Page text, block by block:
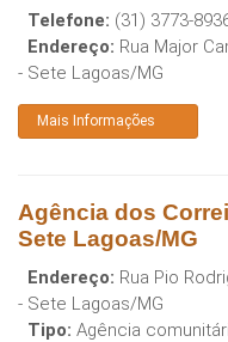
Telefone: (31) 3773-
Endereço: Rua Major
- Sete Lagoas/MG
Mais Informações
Agência dos
Sete Lagoas/MG
Endereço: Rua Pio
- Sete Lagoas/MG
Tipo: Agência